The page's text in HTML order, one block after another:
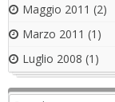
Maggio 2011 (2)
Marzo 2011 (1)
Luglio 2008 (1)